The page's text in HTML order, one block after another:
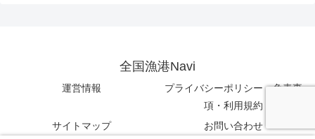
全国漁港Navi
運営情報
プライバシーポリシー・免責事
項・利用規約
サイトマップ
お問い合わせ